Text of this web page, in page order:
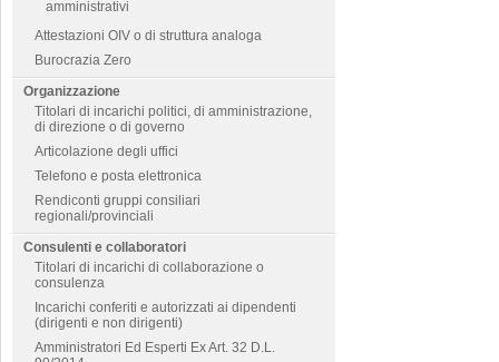
amministrativi
Attestazioni OIV o di struttura analoga
Burocrazia Zero
Organizzazione
Titolari di incarichi politici, di amministrazione,
di direzione o di governo
Articolazione degli uffici
Telefono e posta elettronica
Rendiconti gruppi consiliari
regionali/provinciali
Consulenti e collaboratori
Titolari di incarichi di collaborazione o
consulenza
Incarichi conferiti e autorizzati ai dipendenti
(dirigenti e non dirigenti)
Amministratori Ed Esperti Ex Art. 32 D.L.